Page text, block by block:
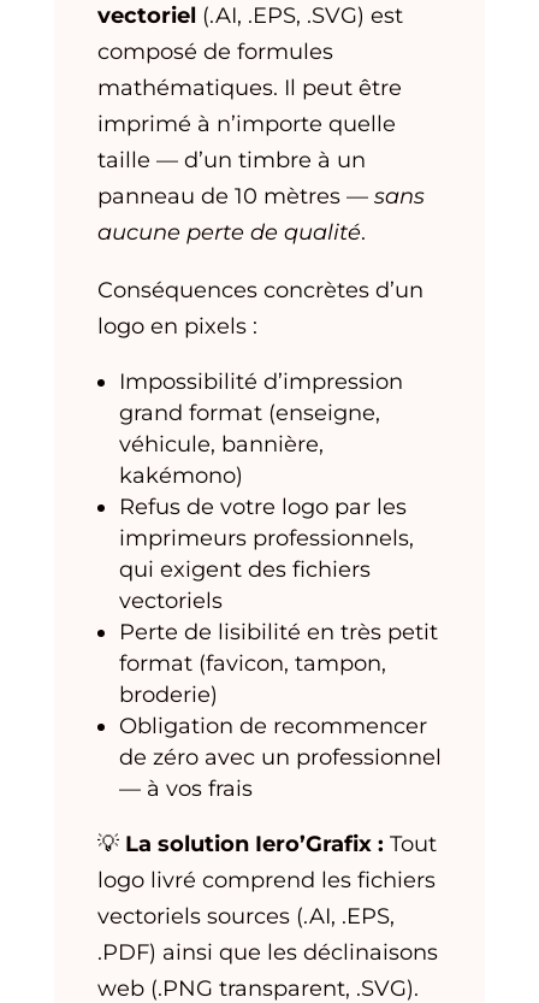
vectoriel (.AI, .EPS, .SVG) est
composé de formules
mathématiques. Il peut être
imprimé à n’importe quelle
taille — d’un timbre à un
panneau de 10 mètres — sans
aucune perte de qualité.
Conséquences concrètes d’un
logo en pixels :
Impossibilité d’impression
grand format (enseigne,
véhicule, bannière,
kakémono)
Refus de votre logo par les
imprimeurs professionnels,
qui exigent des fichiers
vectoriels
Perte de lisibilité en très petit
format (favicon, tampon,
broderie)
Obligation de recommencer
de zéro avec un professionnel
— à vos frais
💡 La solution Iero’Grafix : Tout
logo livré comprend les fichiers
vectoriels sources (.AI, .EPS,
.PDF) ainsi que les déclinaisons
web (.PNG transparent, .SVG).